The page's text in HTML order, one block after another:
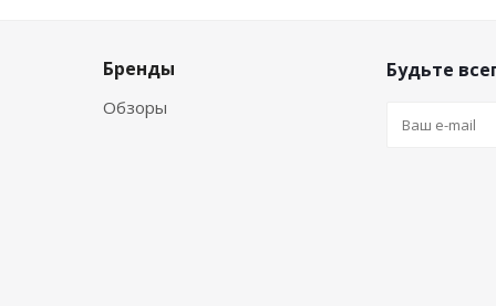
Бренды
Обзоры
Будьте